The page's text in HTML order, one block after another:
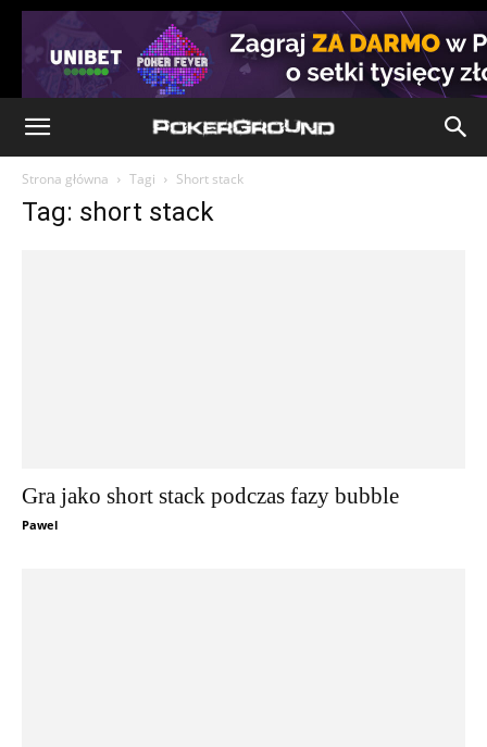
Strona główna Tagi Short stack
Tag: short stack
Gra jako short stack podczas fazy bubble
Pawel